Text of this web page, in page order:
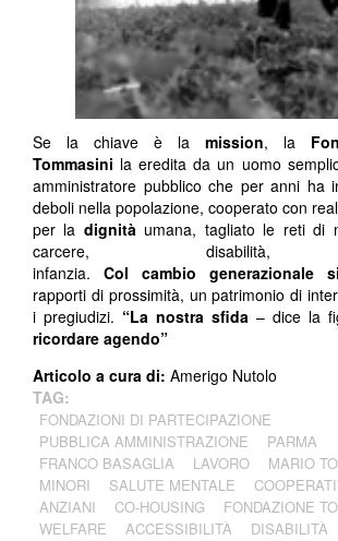
Se la chiave è la mission, la
Tommasini la eredita da un uomo
amministratore pubblico che per anni ha
deboli nella popolazione, cooperato con
per la dignitàumana, tagliato le reti di
carcere, disabilità,
infanzia. Col cambio generazionale
rapporti di prossimità, un patrimonio di
i pregiudizi. “La nostra sfida – dice la
ricordare agendo”
Articolo a cura di: Amerigo Nutolo
TAG:
FONDAZIONI DI PARTECIPAZIONE
PUBBLICA AMMINISTRAZIONE
PARMA
FRANCO BASAGLIA
LAVORO
MARIO
MINORI
SALUTE MENTALE
ANZIANI
CO-HOUSING
FONDAZIONE
WELFARE
ACCESSIBILITÀ DISABILITÀ